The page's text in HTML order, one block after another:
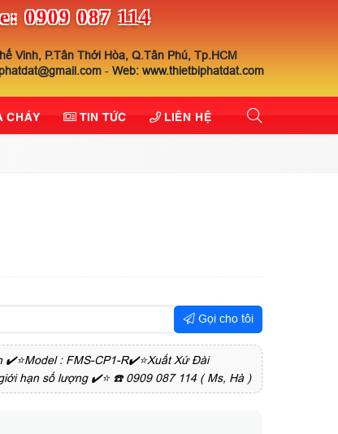
0909 087 114
Vinh, P.Tân Thới Hòa, Q.Tân Phú, Tp.HCM
- Web: www.thietbiphatdat.com
CHÁY TIN TỨC LIÊN HỆ
Gọi cho tôi
✔️⭐Model : FMS-CP1-R✔️⭐Xuất Xứ Đài
hạn số lượng ✔️⭐ ☎️ 0909 087 114 ( Ms, Hà )